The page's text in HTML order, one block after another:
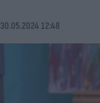
30.05.2024 12:48